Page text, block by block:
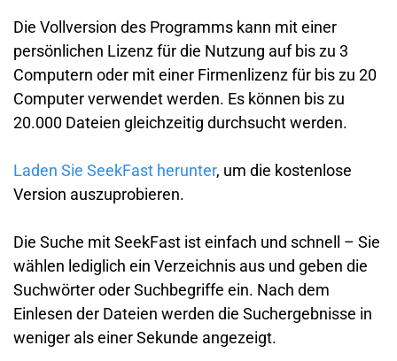
Die Vollversion des Programms kann mit einer
persönlichen Lizenz für die Nutzung auf bis zu 3
Computern oder mit einer Firmenlizenz für bis zu 20
Computer verwendet werden. Es können bis zu
20.000 Dateien gleichzeitig durchsucht werden.
Laden Sie SeekFast herunter, um die kostenlose
Version auszuprobieren.
Die Suche mit SeekFast ist einfach und schnell – Sie
wählen lediglich ein Verzeichnis aus und geben die
Suchwörter oder Suchbegriffe ein. Nach dem
Einlesen der Dateien werden die Suchergebnisse in
weniger als einer Sekunde angezeigt.